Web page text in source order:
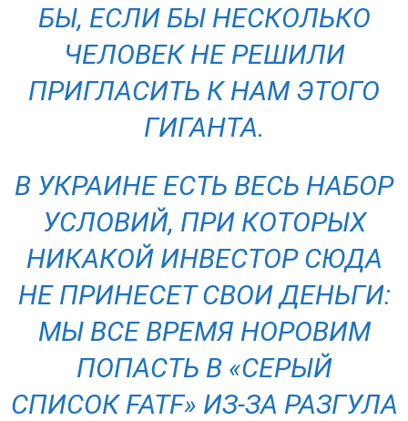
БЫ, ЕСЛИ БЫ НЕСКОЛЬКО
ЧЕЛОВЕК НЕ РЕШИЛИ
ПРИГЛАСИТЬ К НАМ ЭТОГО
ГИГАНТА.
В УКРАИНЕ ЕСТЬ ВЕСЬ НАБОР
УСЛОВИЙ, ПРИ КОТОРЫХ
НИКАКОЙ ИНВЕСТОР СЮДА
НЕ ПРИНЕСЕТ СВОИ ДЕНЬГИ:
МЫ ВСЕ ВРЕМЯ НОРОВИМ
ПОПАСТЬ В «СЕРЫЙ
СПИСОК FATF» ИЗ-ЗА РАЗГУЛА